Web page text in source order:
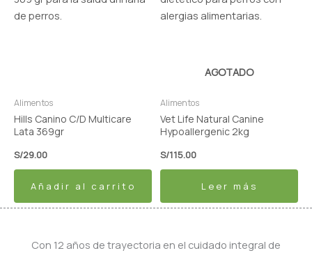
Alimentos
Hills Canino C/D Multicare
Lata 369gr
S/29.00
Añadir al carrito
AGOTADO
Alimentos
Vet Life Natural Canine
Hypoallergenic 2kg
S/115.00
Leer más
Con 12 años de trayectoria en el cuidado integral de